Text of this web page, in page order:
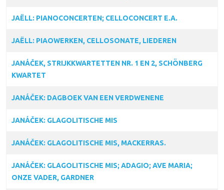
JAËLL: PIANOCONCERTEN; CELLOCONCERT E.A.
JAËLL: PIAOWERKEN, CELLOSONATE, LIEDEREN
JANÁČEK, STRIJKKWARTETTEN NR. 1 EN 2, SCHÖNBERG
KWARTET
JANÁČEK: DAGBOEK VAN EEN VERDWENENE
JANÁČEK: GLAGOLITISCHE MIS
JANÁČEK: GLAGOLITISCHE MIS, MACKERRAS.
JANÁČEK: GLAGOLITISCHE MIS; ADAGIO; AVE MARIA;
ONZE VADER, GARDNER